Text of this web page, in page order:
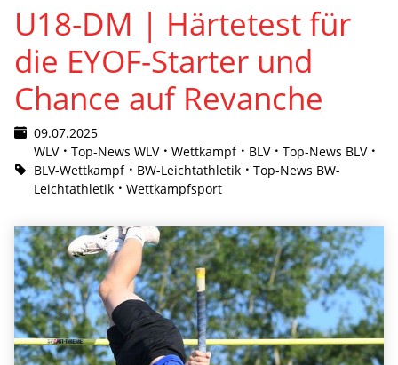
U18-DM | Härtetest für
die EYOF-Starter und
Chance auf Revanche
09.07.2025
WLV
Top-News WLV Wettkampf BLV
Top-News BLV
BLV-Wettkampf
BW-Leichtathletik
Top-News BW-
Leichtathletik
Wettkampfsport